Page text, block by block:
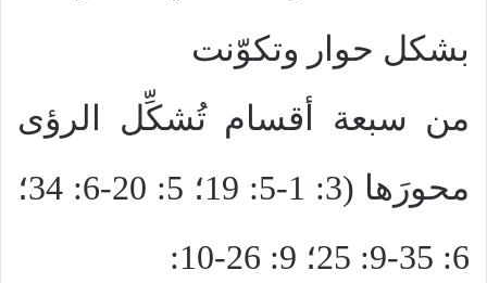
بشكل حوار وتكوّنت
من سبعة أقسام تُشكِّل الرؤى
محورَها (3: 1-5: 19؛ 5: 20-6: 34؛
6: 35-9: 25؛ 9: 26-10: